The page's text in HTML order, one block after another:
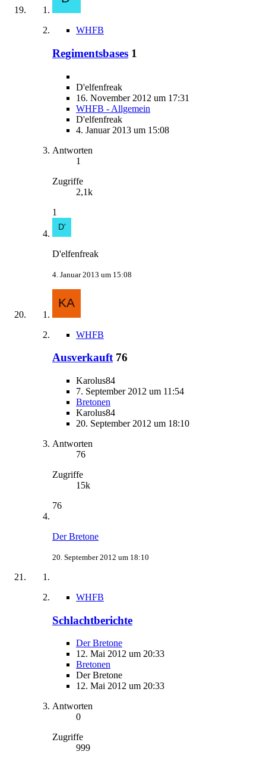
WHFB
Regimentsbases 1
D'elfenfreak
16. November 2012 um 17:31
WHFB - Allgemein
D'elfenfreak
4. Januar 2013 um 15:08
Antworten
1
Zugriffe
2,1k
1
D'elfenfreak
4. Januar 2013 um 15:08
WHFB
Ausverkauft 76
Karolus84
7. September 2012 um 11:54
Bretonen
Karolus84
20. September 2012 um 18:10
Antworten
76
Zugriffe
15k
76
Der Bretone
20. September 2012 um 18:10
WHFB
Schlachtberichte
Der Bretone
12. Mai 2012 um 20:33
Bretonen
Der Bretone
12. Mai 2012 um 20:33
Antworten
0
Zugriffe
999